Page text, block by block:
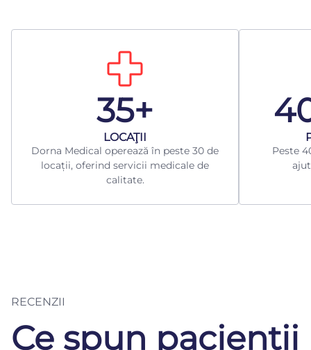
35+
LOCAŢII
Dorna Medical operează în peste 30 de
locații, oferind servicii medicale de
calitate.
Peste
RECENZII
Ce spun pacienții